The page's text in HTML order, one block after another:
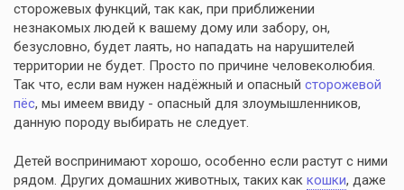
сторожевых функций, так как, при приближении
незнакомых людей к вашему дому или забору, он,
безусловно, будет лаять, но нападать на нарушителей
территории не будет. Просто по причине человеколюбия.
Так что, если вам нужен надёжный и опасный сторожевой
пёс, мы имеем ввиду - опасный для злоумышленников,
данную породу выбирать не следует.
Детей воспринимают хорошо, особенно если растут с ними
рядом. Других домашних животных, таких как кошки, даже